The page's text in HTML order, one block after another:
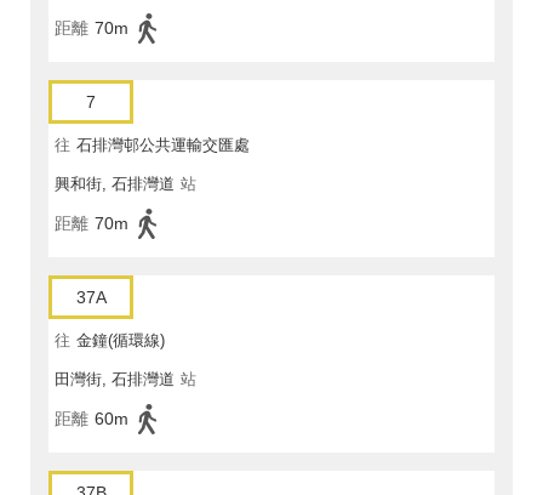
距離 70m
7
往 石排灣邨公共運輸交匯處
興和街, 石排灣道 站
距離 70m
37A
往 金鐘(循環線)
田灣街, 石排灣道 站
距離 60m